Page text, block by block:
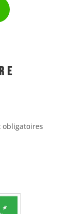
obligatoires